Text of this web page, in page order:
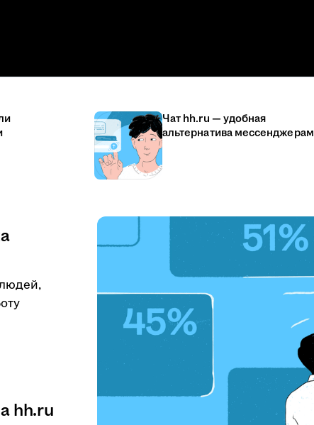
Чат hh.ru — удобная
альтернатива мессенджерам
hh.ru